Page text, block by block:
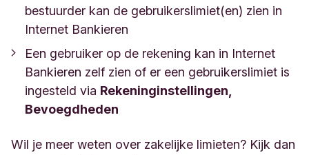
bestuurder kan de gebruikerslimiet(en) zien in
Internet Bankieren
Een gebruiker op de rekening kan in Internet
Bankieren zelf zien of er een gebruikerslimiet is
ingesteld via Rekeninginstellingen,
Bevoegdheden
Wil je meer weten over zakelijke limieten? Kijk dan